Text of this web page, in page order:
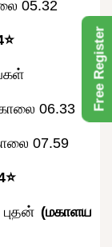
Free Register
05.32
06.33
07.59
(மகாளய